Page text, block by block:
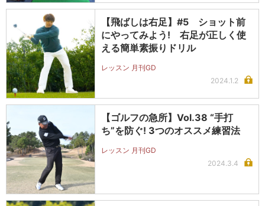
【飛ばしは右足】#5 ショット前
にやってみよう! 右足が正しく使
える簡単素振りドリル
レッスン 月刊GD
2024.1.2
【ゴルフの急所】Vol.38 “手打
ち”を防ぐ! 3つのオススメ練習法
レッスン 月刊GD
2024.3.4